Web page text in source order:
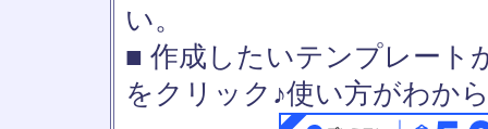
い。
■ 作成したいテンプレート
をクリック♪使い方がわか